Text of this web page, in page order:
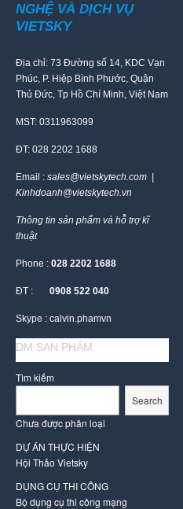
NGHỆ VÀ DỊCH VỤ
VIETSKY
Địa chỉ: 73 Đường số 14, KDC Vạn
Phúc, P. Hiệp Bình Phước, Quận
Thủ Đức, Tp Hồ Chí Minh, Việt Nam
MST: 0311963099
ĐT: 028 2202 1688
Email : sales@vietskytech.com |
Kinhdoanh@vietskytech.vn
Thông tin sản phẩm và hỗ trợ kĩ
thuật
Phone : 028 2202 1688
ĐT : 0908 522 040
Skype : calvin.phamvn
DM SAN PHẨM
Tìm kiếm
Search
Chưa được phân loại
DỰ ÁN THỰC HIỆN
Hội Thảo Vietsky
DỤNG CỤ THI CÔNG
Bộ dụng cụ thi công mạng